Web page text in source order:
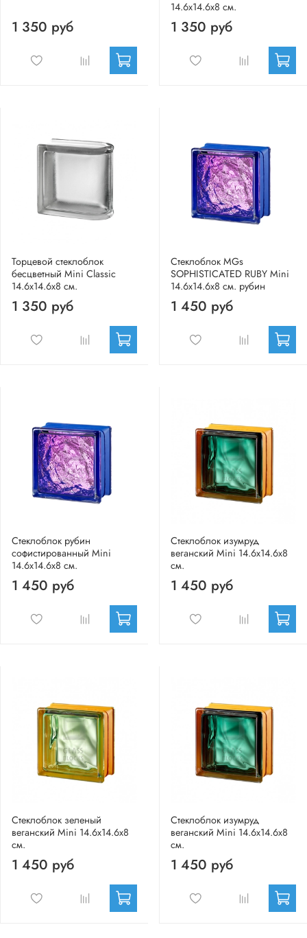
1 350 руб
14.6x14.6x8 см.
1 350 руб
Торцевой стеклоблок
бесцветный Mini Classic
14.6x14.6x8 см.
1 350 руб
Стеклоблок MGs
SOPHISTICATED RUBY Mini
14.6x14.6x8 см. рубин
1 450 руб
Стеклоблок рубин
софистированный Mini
14.6x14.6x8 см.
1 450 руб
Стеклоблок изумруд
веганский Mini 14.6x14.6x8
см.
1 450 руб
Стеклоблок зеленый
веганский Mini 14.6x14.6x8
см.
1 450 руб
Стеклоблок изумруд
веганский Mini 14.6x14.6x8
см.
1 450 руб